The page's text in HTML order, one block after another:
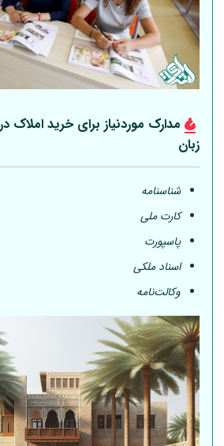
مدارک موردنیاز برای خرید املاک
زبان
شناسنامه
کارت ملی
پاسپورت
اسناد ملکی
وکالت‌نامه